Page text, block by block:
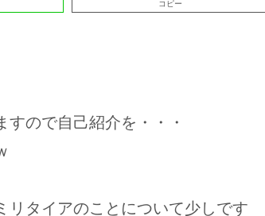
コピー
ので自己紹介を・・・
リタイアのことについて少しです